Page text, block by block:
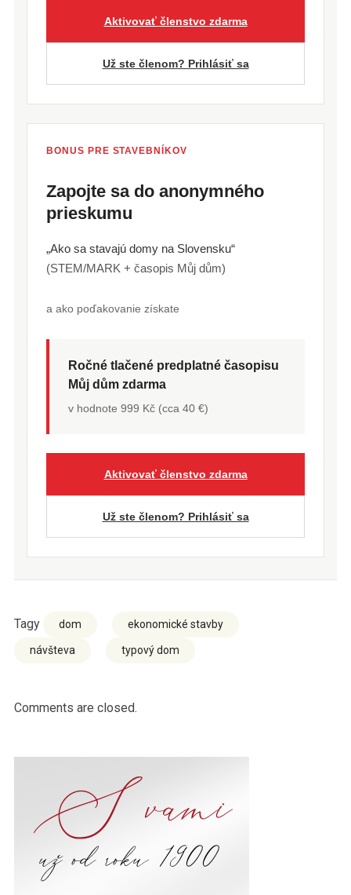
Aktivovať členstvo zdarma
Už ste členom? Prihlásiť sa
BONUS PRE STAVEBNÍKOV
Zapojte sa do anonymného
prieskumu
„Ako sa stavajú domy na Slovensku“
(STEM/MARK + časopis Můj dům)
a ako poďakovanie získate
Ročné tlačené predplatné časopisu
Můj dům zdarma
v hodnote 999 Kč (cca 40 €)
Aktivovať členstvo zdarma
Už ste členom? Prihlásiť sa
Tagy dom ekonomické stavby
návšteva typový dom
Comments are closed.